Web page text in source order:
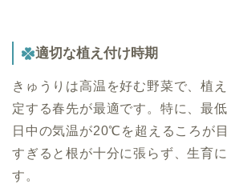
適切な植え付け時期
きゅうりは高温を好む野菜で、植
定する春先が最適です。特に、最
日中の気温が20℃を超えるころが
すぎると根が十分に張らず、生育
す。